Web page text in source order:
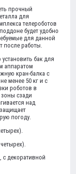
прочный
для
телероботов
будет удобно
для данной
после работы.
бак для
аппаратом
кран-балка с
менее 50 кг и с
роботов в
сзади
над
погоду.
с декоративной